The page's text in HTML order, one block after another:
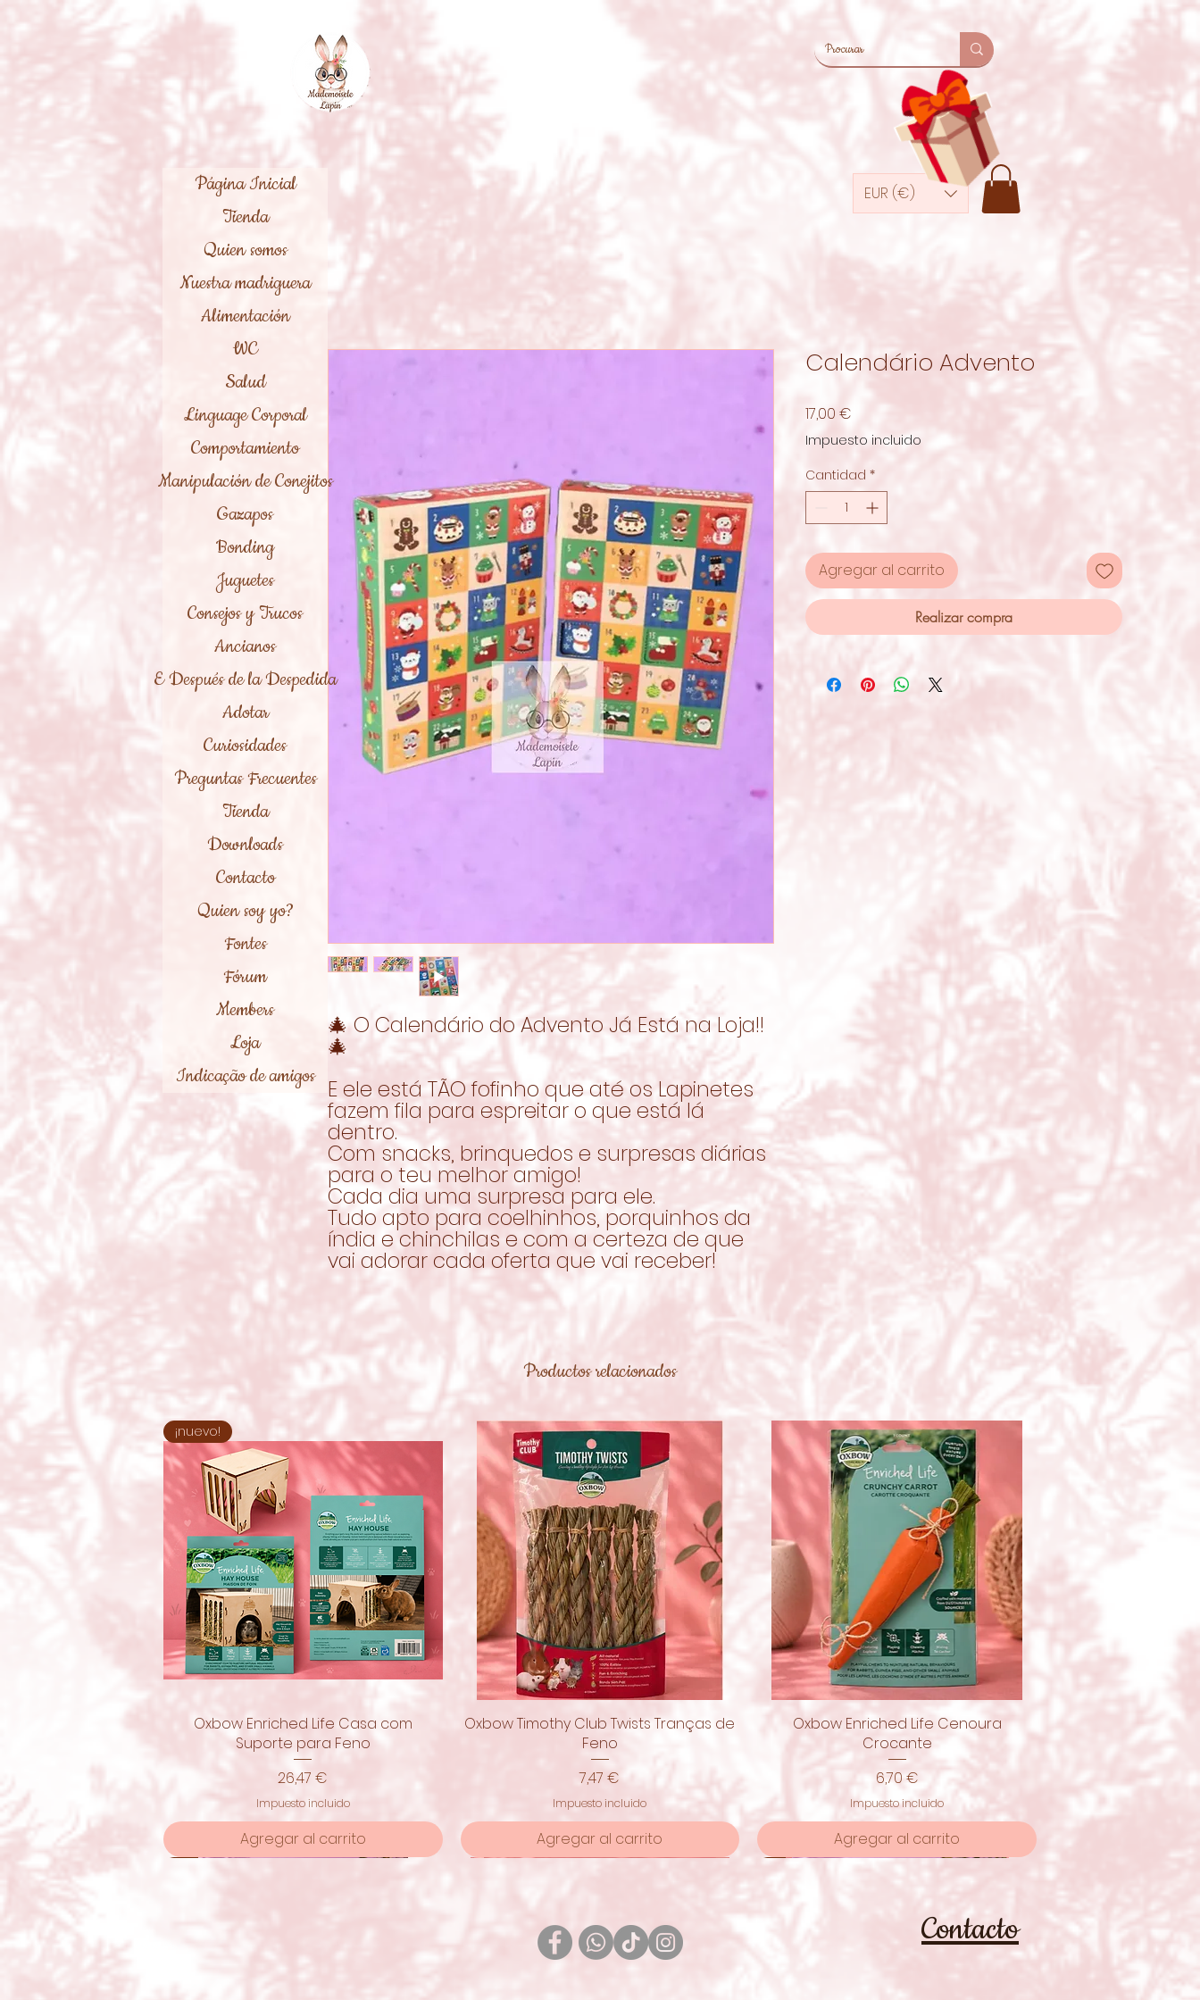
EUR (€)
🎄 O Calendário do Advento Já Está na Loja!!
🎄
E ele está TÃO fofinho que até os Lapinetes
fazem fila para espreitar o que está lá
dentro.
Com snacks, brinquedos e surpresas diárias
para o teu melhor amigo!
Cada dia uma surpresa para ele.
Tudo apto para coelhinhos, porquinhos da
índia e chinchilas e com a certeza de que
vai adorar cada oferta que vai receber!
Calendário Advento
17,00 €
Impuesto incluido
Cantidad *
Agregar al carrito
Realizar compra
Productos relacionados
Vista rápida
¡nuevo!
Oxbow Enriched Life Casa com
Suporte para Feno
Precio
26,47 €
Impuesto incluido
Agregar al carrito
Vista rápida
Oxbow Timothy Club Twists Tranças de
Feno
Precio
7,47 €
Impuesto incluido
Agregar al carrito
Vista rápida
Oxbow Enriched Life Cenoura
Crocante
Precio
6,70 €
Impuesto incluido
Agregar al carrito
Página Inicial
Tienda
Quien somos
Nuestra madriguera
Alimentación
WC
Salud
Linguage Corporal
Comportamiento
Manipulación de Conejitos
Gazapos
Bonding
Juguetes
Consejos y Trucos
Ancianos
E Después de la Despedida
Adotar
Curiosidades
Preguntas Frecuentes
Tienda
Downloads
Contacto
Quien soy yo?
Fontes
Fórum
Members
Loja
Indicação de amigos
Contacto